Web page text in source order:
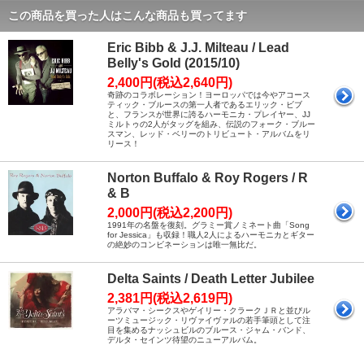
この商品を買った人はこんな商品も買ってます
Eric Bibb & J.J. Milteau / Lead
Belly's Gold (2015/10)
2,400円(税込2,640円)
奇跡のコラボレーション！ヨーロッパでは今やアコース
ティック・ブルースの第一人者であるエリック・ビブ
と、フランスが世界に誇るハーモニカ・プレイヤー、JJ
ミルトゥの2人がタッグを組み、伝説のフォーク・ブルー
スマン、レッド・ベリーのトリビュート・アルバムをリ
リース！
Norton Buffalo & Roy Rogers / R
& B
2,000円(税込2,200円)
1991年の名盤を復刻。グラミー賞ノミネート曲「Song
for Jessica」も収録！職人2人によるハーモニカとギター
の絶妙のコンビネーションは唯一無比だ。
Delta Saints / Death Letter Jubilee
2,381円(税込2,619円)
アラバマ・シークスやゲイリー・クラークＪＲと並びル
ーツミュージック・リヴァイヴァルの若手筆頭として注
目を集めるナッシュビルのブルース・ジャム・バンド、
デルタ・セインツ待望のニューアルバム。